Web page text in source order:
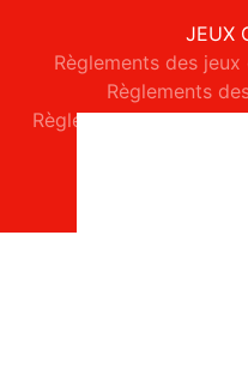
JEUX
Règlements des
Règlements
Règlements des jeux